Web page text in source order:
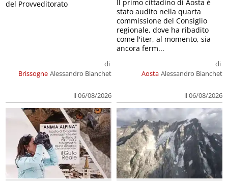
Brissogne
di
Alessandro Bianchet
il 06/08/2026
del Provveditorato
Aosta
di
Alessandro Bianchet
il 06/08/2026
Il primo cittadino di Aosta è
stato audito nella quarta
commissione del Consiglio
regionale, dove ha ribadito
come l'iter, al momento, sia
ancora ferm...